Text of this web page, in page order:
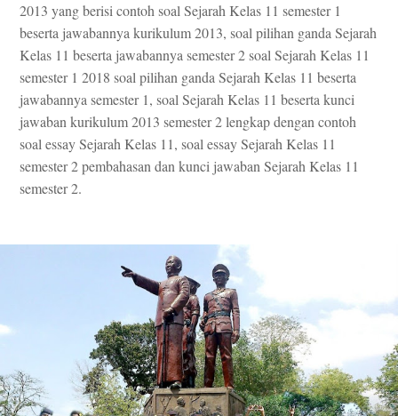
2013 yang berisi contoh soal Sejarah Kelas 11 semester 1
beserta jawabannya kurikulum 2013, soal pilihan ganda Sejarah
Kelas 11 beserta jawabannya semester 2 soal Sejarah Kelas 11
semester 1 2018 soal pilihan ganda Sejarah Kelas 11 beserta
jawabannya semester 1, soal Sejarah Kelas 11 beserta kunci
jawaban kurikulum 2013 semester 2 lengkap dengan contoh
soal essay Sejarah Kelas 11, soal essay Sejarah Kelas 11
semester 2 pembahasan dan kunci jawaban Sejarah Kelas 11
semester 2.